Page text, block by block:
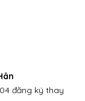
đăng ký thay